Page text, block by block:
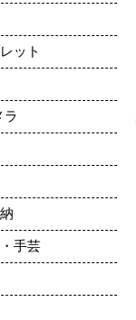
ット
ラ
手芸